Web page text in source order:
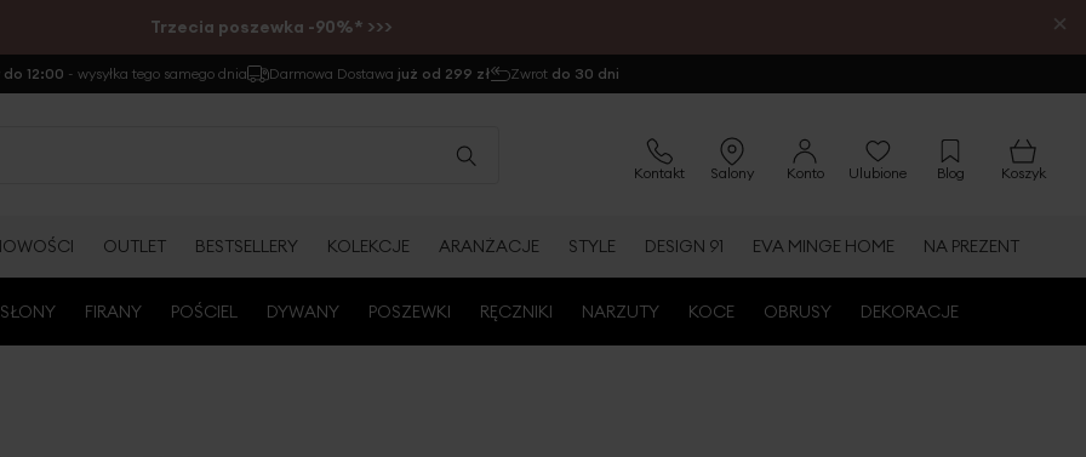
Trzecia poszewka -90%* >>> ×
12:00 - wysyłka tego samego dnia Darmowa Dostawa już od 299 zł Zwrot do 30 dni
Kontakt Salony Konto Ulubione Blog Koszyk
OUTLET BESTSELLERY KOLEKCJE ARANŻACJE STYLE DESIGN 91 EVA MINGE HOME NA PREZENT
FIRANY POŚCIEL DYWANY POSZEWKI RĘCZNIKI NARZUTY KOCE OBRUSY DEKORACJE